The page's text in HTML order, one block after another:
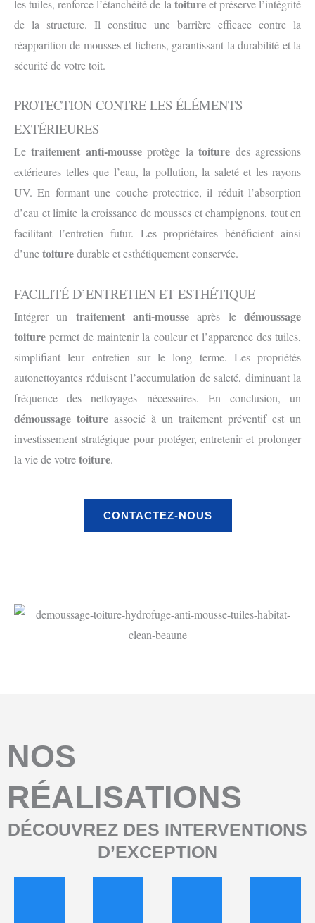
les tuiles, renforce l’étanchéité de la toitureet préserve l’intégrité
de la structure. Il constitue une barrière efficace contre la
réapparition de mousses et lichens, garantissant la durabilité et la
sécurité de votre toit.
PROTECTION CONTRE LES ÉLÉMENTS
EXTÉRIEURES
Letraitement anti-mousseprotège latoiture des agressions
extérieures telles que l’eau, la pollution, la saleté et les rayons
UV. En formant une couche protectrice, il réduit l’absorption
d’eau et limite la croissance de mousses et champignons, tout en
facilitant l’entretien futur. Les propriétaires bénéficient ainsi
d’unetoituredurable et esthétiquement conservée.
FACILITÉ D’ENTRETIEN ET ESTHÉTIQUE
Intégrer un traitement anti-mousse après ledémoussage
toiture permet de maintenir la couleur et l’apparence des tuiles,
simplifiant leur entretien sur le long terme. Les propriétés
autonettoyantes réduisent l’accumulation de saleté, diminuant la
fréquence des nettoyages nécessaires. En conclusion, un
démoussage toiture associé à un traitement préventif est un
investissement stratégique pour protéger, entretenir et prolonger
la vie de votretoiture.
CONTACTEZ-NOUS
NOS
RÉALISATIONS
DÉCOUVREZ DES INTERVENTIONS
D’EXCEPTION